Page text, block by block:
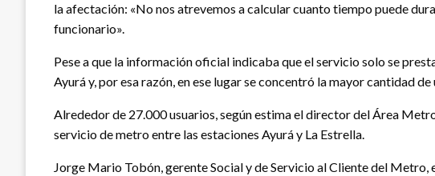
la afectación: «No nos atrevemos a calcular cuanto tiempo puede
funcionario».
Pese a que la información oficial indicaba que el servicio solo se
Ayurá y, por esa razón, en ese lugar se concentró la mayor cantidad
Alrededor de 27.000 usuarios, según estima el director del Área
servicio de metro entre las estaciones Ayurá y La Estrella.
Jorge Mario Tobón, gerente Social y de Servicio al Cliente del